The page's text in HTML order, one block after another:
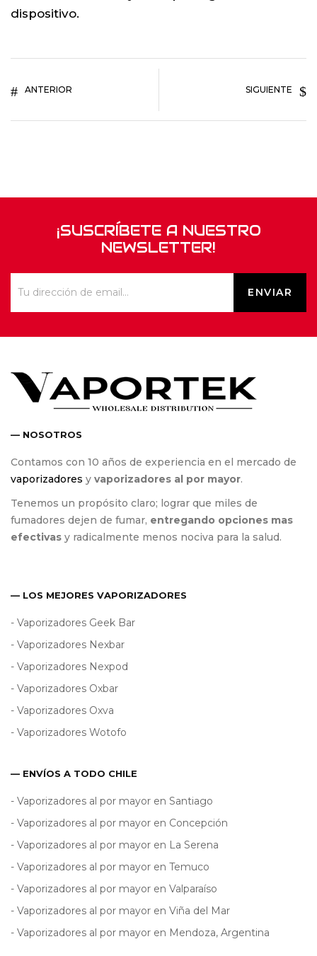
dispositivo.
ANTERIOR SIGUIENTE
¡SUSCRÍBETE A NUESTRO
NEWSLETTER!
— NOSOTROS
Contamos con 10 años de experiencia en el mercado de
vaporizadores y vaporizadores al por mayor.
Tenemos un propósito claro; lograr que miles de
fumadores dejen de fumar, entregando opciones mas
efectivas y radicalmente menos nociva para la salud.
— LOS MEJORES VAPORIZADORES
- Vaporizadores Geek Bar
- Vaporizadores Nexbar
- Vaporizadores Nexpod
- Vaporizadores Oxbar
- Vaporizadores Oxva
- Vaporizadores Wotofo
— ENVÍOS A TODO CHILE
- Vaporizadores al por mayor en Santiago
- Vaporizadores al por mayor en Concepción
- Vaporizadores al por mayor en La Serena
- Vaporizadores al por mayor en Temuco
- Vaporizadores al por mayor en Valparaíso
- Vaporizadores al por mayor en Viña del Mar
- Vaporizadores al por mayor en Mendoza, Argentina